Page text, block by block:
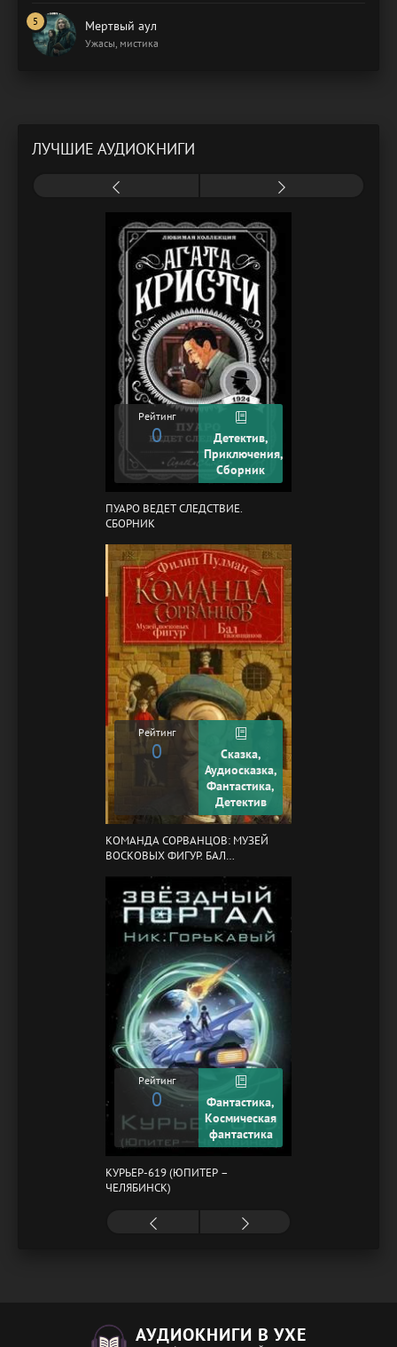
Мертвый аул
Ужасы, мистика
ЛУЧШИЕ АУДИОКНИГИ
Рейтинг
0
Детектив,
Приключения,
Сборник
ПУАРО ВЕДЕТ СЛЕДСТВИЕ.
СБОРНИК
Рейтинг
0
Сказка,
Аудиосказка,
Фантастика,
Детектив
КОМАНДА СОРВАНЦОВ: МУЗЕЙ
ВОСКОВЫХ ФИГУР. БАЛ
Рейтинг
0
Фантастика,
Космическая
фантастика
КУРЬЕР-619 (ЮПИТЕР –
ЧЕЛЯБИНСК)
АУДИОКНИГИ В УХЕ